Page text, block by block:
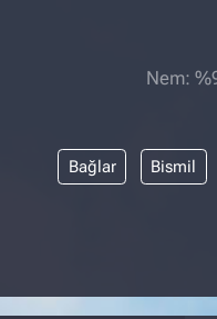
Nem:
Bağlar Bismil